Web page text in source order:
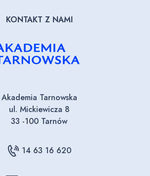
KONTAKT Z NAMI
Akademia Tarnowska
ul. Mickiewicza 8
33 -100 Tarnów
14 63 16 620